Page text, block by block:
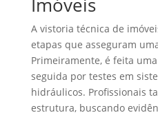
Imóveis
A vistoria técnica de
etapas que asseguram
Primeiramente, é feita
seguida por testes em
hidráulicos. Profissionais
estrutura, buscando